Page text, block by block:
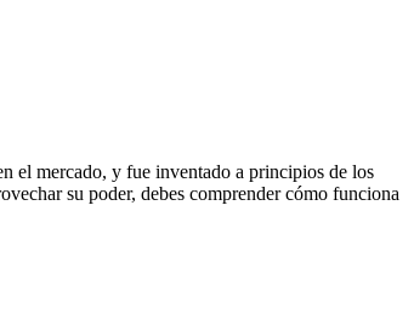
el mercado, y fue inventado a principios de los
su poder, debes comprender cómo funciona